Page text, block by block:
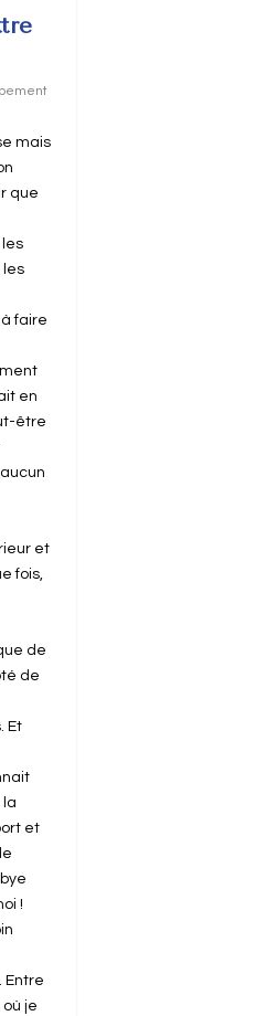
mais
que
les
les
faire
en
être
et
fois,
de
de
Et
la
et
!
Entre
je